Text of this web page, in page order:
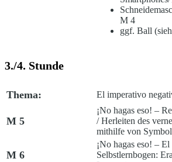
M 4
ggf. Ball
3./4. Stunde
Thema: El imperativo
M 5
¡No hagas eso! –
/Herleiten des
mithilfe von
M 6
¡No hagas eso! –
Selbstlernbogen: